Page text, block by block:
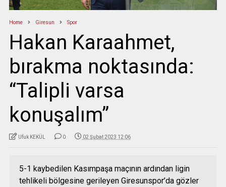
Home Giresun Spor
Hakan Karaahmet,
bırakma noktasında:
“Talipli varsa
konuşalım”
Ufuk KEKÜL 0 02 Şubat 2023 12:06
5-1 kaybedilen Kasımpaşa maçının ardından ligin
tehlikeli bölgesine gerileyen Giresunspor’da gözler